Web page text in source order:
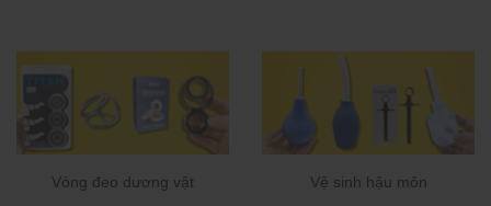
Vòng đeo dương vật Vệ sinh hậu môn